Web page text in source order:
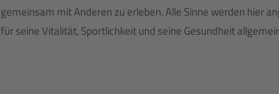
gemeinsam mit Anderen zu erleben. Alle Sinne werden hier
für seine Vitalität, Sportlichkeit und seine Gesundheit